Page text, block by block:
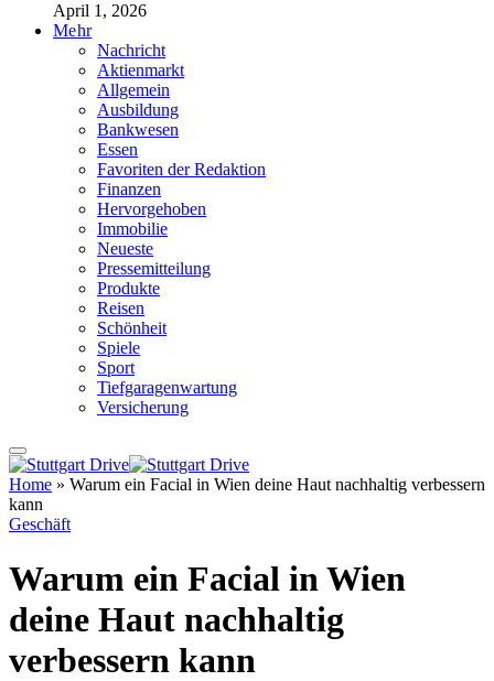
April 1, 2026
Mehr
Nachricht
Aktienmarkt
Allgemein
Ausbildung
Bankwesen
Essen
Favoriten der Redaktion
Finanzen
Hervorgehoben
Immobilie
Neueste
Pressemitteilung
Produkte
Reisen
Schönheit
Spiele
Sport
Tiefgaragenwartung
Versicherung
Home » Warum ein Facial in Wien deine Haut nachhaltig verbessern
kann
Geschäft
Warum ein Facial in Wien
deine Haut nachhaltig
verbessern kann